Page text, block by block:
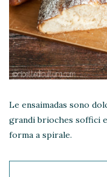
Le ensaimadas sono
grandi brioches soffici
forma a spirale.